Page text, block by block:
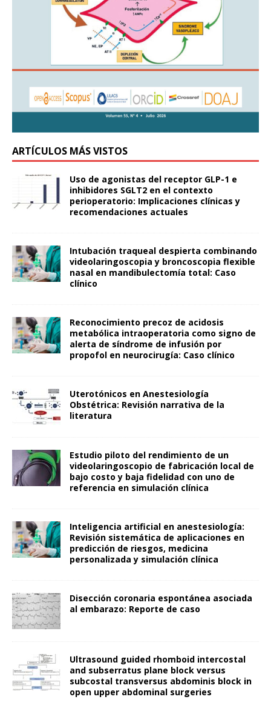
ARTÍCULOS MÁS VISTOS
Uso de agonistas del receptor GLP-1 e
inhibidores SGLT2 en el contexto
perioperatorio: Implicaciones clínicas y
recomendaciones actuales
Intubación traqueal despierta combinando
videolaringoscopia y broncoscopia flexible
nasal en mandibulectomía total: Caso
clínico
Reconocimiento precoz de acidosis
metabólica intraoperatoria como signo de
alerta de síndrome de infusión por
propofol en neurocirugía: Caso clínico
Uterotónicos en Anestesiología
Obstétrica: Revisión narrativa de la
literatura
Estudio piloto del rendimiento de un
videolaringoscopio de fabricación local de
bajo costo y baja fidelidad con uno de
referencia en simulación clínica
Inteligencia artificial en anestesiología:
Revisión sistemática de aplicaciones en
predicción de riesgos, medicina
personalizada y simulación clínica
Disección coronaria espontánea asociada
al embarazo: Reporte de caso
Ultrasound guided rhomboid intercostal
and subserratus plane block versus
subcostal transversus abdominis block in
open upper abdominal surgeries